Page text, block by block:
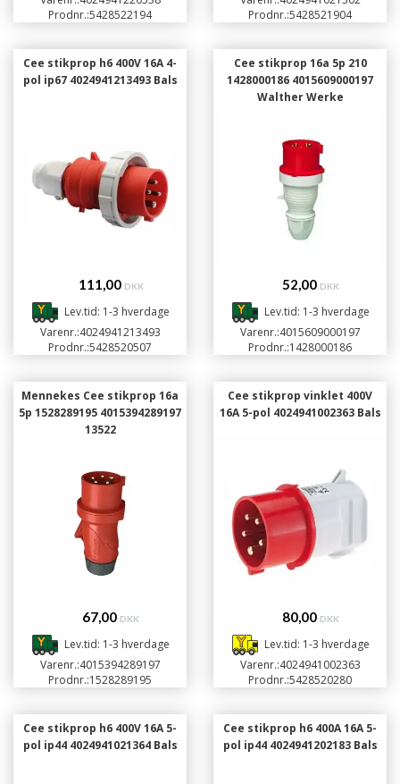
Prodnr.:5428522194
Prodnr.:5428521904
Cee stikprop h6 400V 16A 4-
pol ip67 4024941213493 Bals
111,00 DKK
Lev.tid: 1-3 hverdage
Varenr.:4024941213493
Prodnr.:5428520507
Cee stikprop 16a 5p 210
1428000186 4015609000197
Walther Werke
52,00 DKK
Lev.tid: 1-3 hverdage
Varenr.:4015609000197
Prodnr.:1428000186
Mennekes Cee stikprop 16a
5p 1528289195 4015394289197
13522
67,00 DKK
Lev.tid: 1-3 hverdage
Varenr.:4015394289197
Prodnr.:1528289195
Cee stikprop vinklet 400V
16A 5-pol 4024941002363 Bals
80,00 DKK
Lev.tid: 1-3 hverdage
Varenr.:4024941002363
Prodnr.:5428520280
Cee stikprop h6 400V 16A 5-
pol ip44 4024941021364 Bals
Cee stikprop h6 400A 16A 5-
pol ip44 4024941202183 Bals